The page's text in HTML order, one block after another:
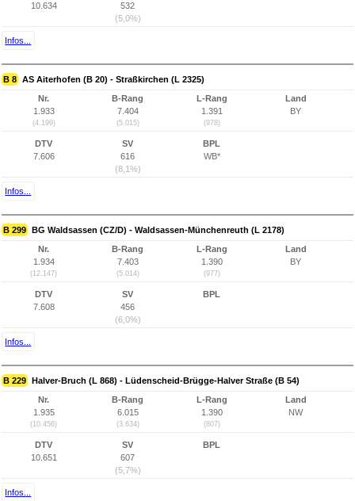
10.634
532
(5,0%)
Infos...
B 8 AS Aiterhofen (B 20) - Straßkirchen (L 2325)
Nr.
1.933
(4.199)
B-Rang
7.404
(5.015)
L-Rang
1.391
(978)
Land
BY
DTV
7.606
SV
616
(8,1%)
BPL
WB*
Infos...
B 299 BG Waldsassen (CZ/D) - Waldsassen-Münchenreuth (L 2178)
Nr.
1.934
(12.147)
B-Rang
7.403
(5.014)
L-Rang
1.390
(977)
Land
BY
DTV
7.608
SV
456
(6,0%)
BPL
Infos...
B 229 Halver-Bruch (L 868) - Lüdenscheid-Brügge-Halver Straße (B 54)
Nr.
1.935
(10.456)
B-Rang
6.015
(3.634)
L-Rang
1.390
(807)
Land
NW
DTV
10.651
SV
607
(5,7%)
BPL
Infos...